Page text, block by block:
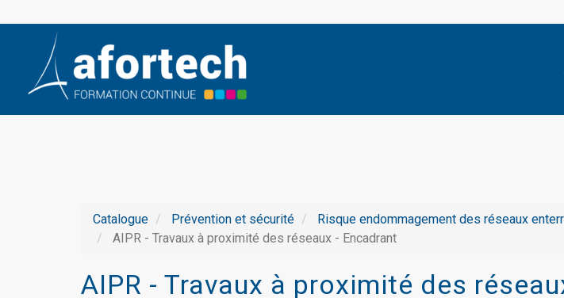
Catalogue Prévention et sécurité
Risque endommagement des réseaux
AIPR - Travaux à proximité des réseaux - Encadrant
AIPR - Travaux à proximité des